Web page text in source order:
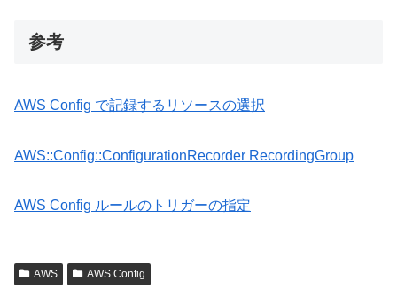
参考
AWS Config で記録するリソースの選択
AWS::Config::ConfigurationRecorder RecordingGroup
AWS Config ルールのトリガーの指定
AWS AWS Config